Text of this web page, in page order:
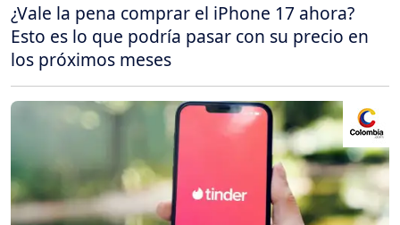
¿Vale la pena comprar el iPhone 17 ahora?
Esto es lo que podría pasar con su precio en
los próximos meses